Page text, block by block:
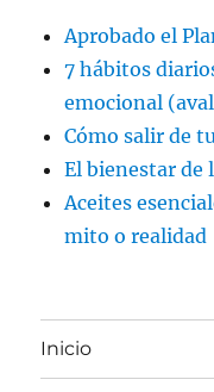
Aprobado el
7 hábitos
emocional
Cómo salir de
El bienestar de
Aceites
mito o realidad
Inicio